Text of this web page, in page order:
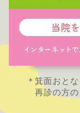
当院
箕面おと
再診の方